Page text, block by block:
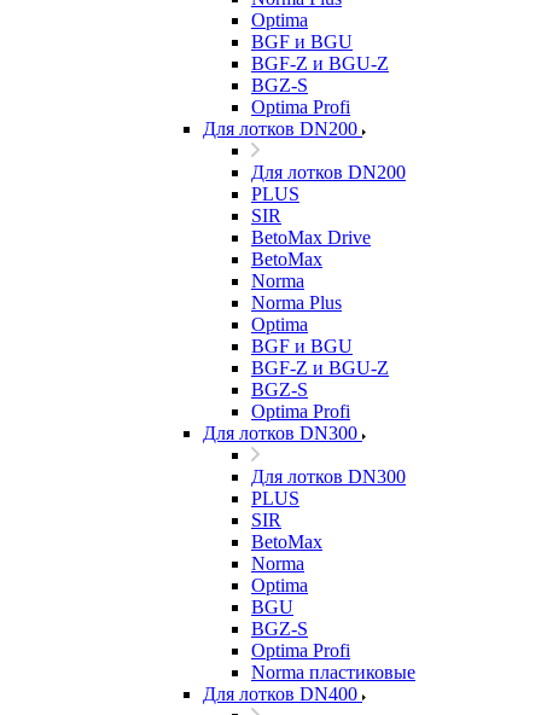
Optima
BGF и BGU
BGF-Z и BGU-Z
BGZ-S
Optima Profi
Для лотков DN200
Для лотков DN200
PLUS
SIR
BetoMax Drive
BetoMax
Norma
Norma Plus
Optima
BGF и BGU
BGF-Z и BGU-Z
BGZ-S
Optima Profi
Для лотков DN300
Для лотков DN300
PLUS
SIR
BetoMax
Norma
Optima
BGU
BGZ-S
Optima Profi
Norma пластиковые
Для лотков DN400